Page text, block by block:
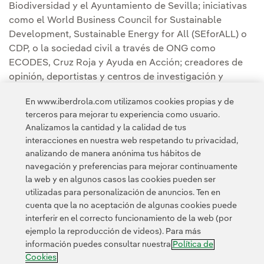
Biodiversidad y el Ayuntamiento de Sevilla; iniciativas
como el World Business Council for Sustainable
Development, Sustainable Energy for All (SEforALL) o
CDP, o la sociedad civil a través de ONG como
ECODES, Cruz Roja y Ayuda en Acción; creadores de
opinión, deportistas y centros de investigación y
la Universidad Federal de Rio de Janeiro y el Institute
for Sustainable Development (IISD).
Contacta Clientes Política de Privacidad Información legal
Política de cookies Configuración de cookies Accesibilidad
Canal de denuncias
En www.iberdrola.com utilizamos cookies propias y de
terceros para mejorar tu experiencia como usuario.
Analizamos la cantidad y la calidad de tus
interacciones en nuestra web respetando tu privacidad,
analizando de manera anónima tus hábitos de
navegación y preferencias para mejorar continuamente
la web y en algunos casos las cookies pueden ser
utilizadas para personalización de anuncios. Ten en
cuenta que la no aceptación de algunas cookies puede
interferir en el correcto funcionamiento de la web (por
ejemplo la reproducción de videos). Para más
información puedes consultar nuestra Política de
Cookies